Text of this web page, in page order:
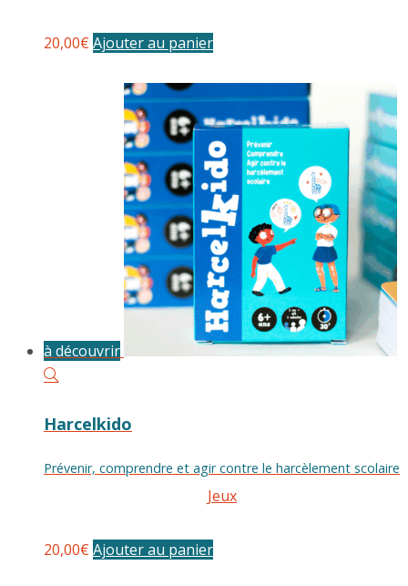
20,00€ Ajouter au panier
à découvrir
Harcelkido
Prévenir, comprendre et agir contre le harcèlement scolaire
Jeux
20,00€ Ajouter au panier